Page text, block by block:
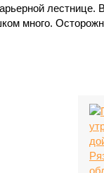
лестнице.
много.